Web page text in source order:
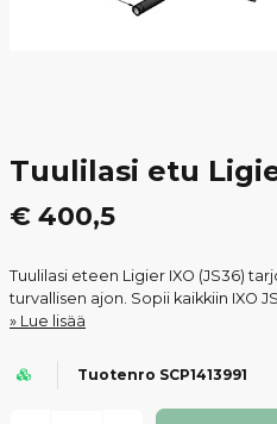
Tuulilasi etu
€ 400,5
Tuulilasi eteen Ligier IXO (JS36)
turvallisen ajon. Sopii kaikkiin IXO
Lue lisää
Tuotenro SCP1413991